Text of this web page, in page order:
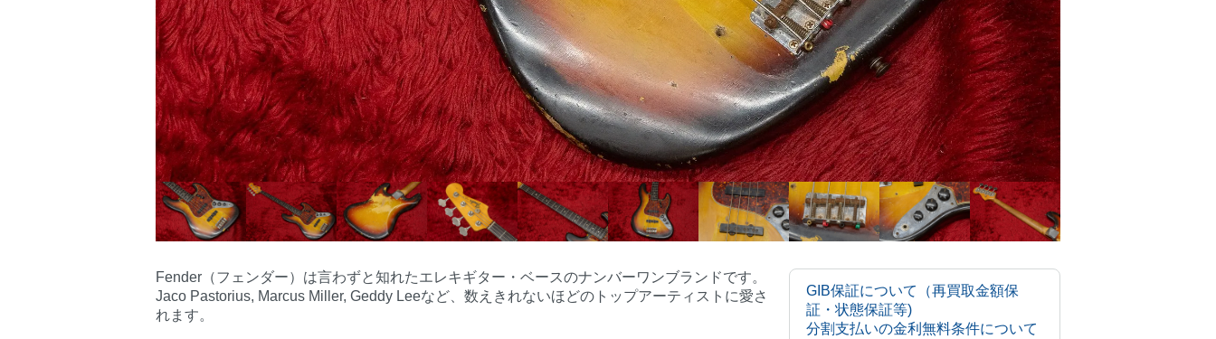
Fender（フェンダー）は言わずと知れたエレキギター・ベースのナンバーワンブランドです。
Jaco Pastorius, Marcus Miller, Geddy Leeなど、数えきれないほどのトップアーティストに愛さ
れます。
GIB保証について（再買取金額保
証・状態保証等)
分割支払いの金利無料条件について